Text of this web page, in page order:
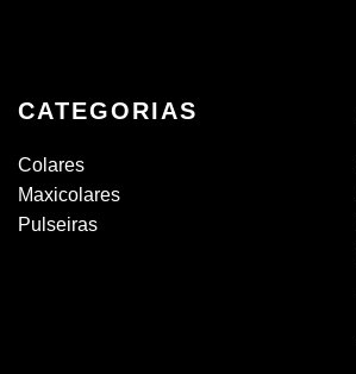
CATEGORIAS
Colares
Maxicolares
Pulseiras